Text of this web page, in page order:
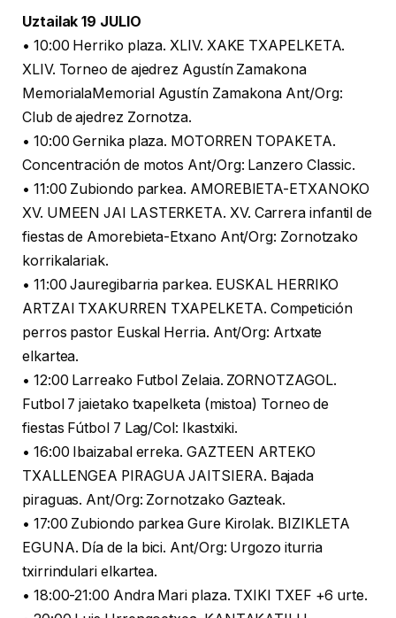
Uztailak 19 JULIO
• 10:00 Herriko plaza. XLIV. XAKE TXAPELKETA.
XLIV. Torneo de ajedrez Agustín Zamakona
MemorialaMemorial Agustín Zamakona Ant/Org:
Club de ajedrez Zornotza.
• 10:00 Gernika plaza. MOTORREN TOPAKETA.
Concentración de motos Ant/Org: Lanzero Classic.
• 11:00 Zubiondo parkea. AMOREBIETA-ETXANOKO
XV. UMEEN JAI LASTERKETA. XV. Carrera infantil de
fiestas de Amorebieta-Etxano Ant/Org: Zornotzako
korrikalariak.
• 11:00 Jauregibarria parkea. EUSKAL HERRIKO
ARTZAI TXAKURREN TXAPELKETA. Competición
perros pastor Euskal Herria. Ant/Org: Artxate
elkartea.
• 12:00 Larreako Futbol Zelaia. ZORNOTZAGOL.
Futbol 7 jaietako txapelketa (mistoa) Torneo de
fiestas Fútbol 7 Lag/Col: Ikastxiki.
• 16:00 Ibaizabal erreka. GAZTEEN ARTEKO
TXALLENGEA PIRAGUA JAITSIERA. Bajada
piraguas. Ant/Org: Zornotzako Gazteak.
• 17:00 Zubiondo parkea Gure Kirolak. BIZIKLETA
EGUNA. Día de la bici. Ant/Org: Urgozo iturria
txirrindulari elkartea.
• 18:00-21:00 Andra Mari plaza. TXIKI TXEF +6 urte.